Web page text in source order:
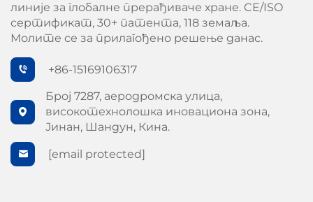
линије за глобалне прерађиваче хране. CE/ISO
сертификат, 30+ патента, 118 земаља.
Молите се за прилагођено решење данас.
+86-15169106317
Број 7287, аеродромска улица,
високотехнолошка иновациона зона,
Јинан, Шандун, Кина.
[email protected]